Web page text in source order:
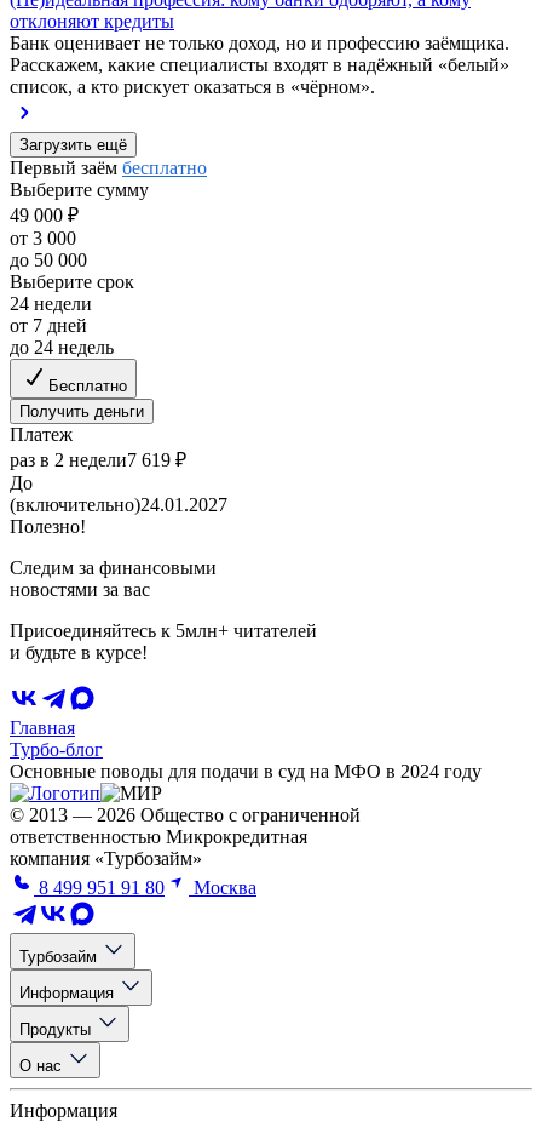
отклоняют кредиты
Банк оценивает не только доход, но и профессию заёмщика.
Расскажем, какие специалисты входят в надёжный «белый»
список, а кто рискует оказаться в «чёрном».
Загрузить ещё
Первый заём бесплатно
Выберите сумму
49 000 ₽
от 3 000
до 50 000
Выберите срок
24 недели
от 7 дней
до 24 недель
Бесплатно
Получить деньги
Платеж
раз в 2 недели7 619 ₽
До
(включительно)24.01.2027
Полезно!
Следим за финансовыми
новостями за вас
Присоединяйтесь к 5млн+ читателей
и будьте в курсе!
Главная
Турбо-блог
Основные поводы для подачи в суд на МФО в 2024 году
© 2013 — 2026 Общество с ограниченной
ответственностью Микрокредитная
компания «Турбозайм»
8 499 951 91 80
Москва
Турбозайм
Информация
Продукты
О нас
Информация